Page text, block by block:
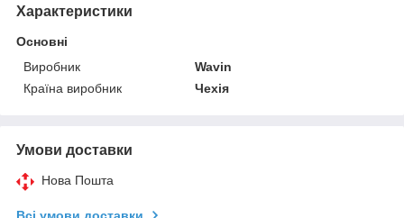
Характеристики
Основні
Виробник
Wavin
Країна виробник
Чехія
Умови доставки
Нова Пошта
Всі умови доставки